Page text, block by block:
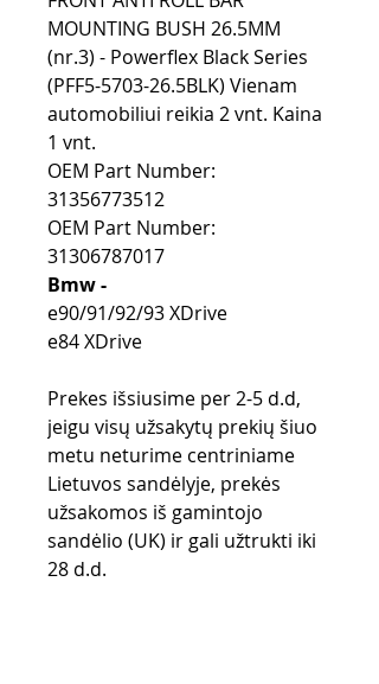
MOUNTING BUSH 26.5MM
(nr.3) - Powerflex Black Series
(PFF5-5703-26.5BLK) Vienam
automobiliui reikia 2 vnt. Kaina
1 vnt.
OEM Part Number:
31356773512
OEM Part Number:
31306787017
Bmw -
e90/91/92/93 XDrive
e84 XDrive
Prekes išsiusime per 2-5 d.d,
jeigu visų užsakytų prekių šiuo
metu neturime centriniame
Lietuvos sandėlyje, prekės
užsakomos iš gamintojo
sandėlio (UK) ir gali užtrukti iki
28 d.d.